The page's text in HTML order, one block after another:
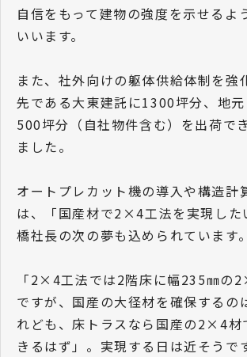
自信をもって建物の強度を示せるよ
いいます。
また、社外向けの躯体供給体制を強
先である大東建託に1300坪分、地
500坪分（自社物件含む）を出荷で
ました。
オートプレカット機の導入や構造計
は、「国産材で2×4工法を実現した
橋社長の次の夢も込められています。
「2×4工法では2階床に幅235㎜の
ですが、国産の大径材を確保するの
れども、床トラスなら国産の2×4材
きるはず」。実現する日は近そうです